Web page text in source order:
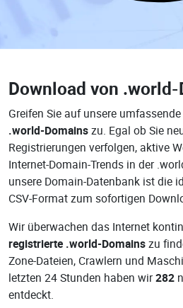
Download von .world-
Greifen Sie auf unsere umfassende
.world-Domainszu. Egal ob Sie
Registrierungen verfolgen, aktive
Internet-Domain-Trends in der
unsere Domain-Datenbank ist die
CSV-Format zum sofortigen
Wir überwachen das Internet
registrierte .world-Domainszu
Zone-Dateien, Crawlern und
letzten 24 Stunden haben wir282
entdeckt.